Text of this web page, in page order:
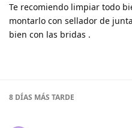
Te recomiendo limpiar todo
montarlo con sellador de
bien con las bridas .
8 DÍAS MÁS TARDE